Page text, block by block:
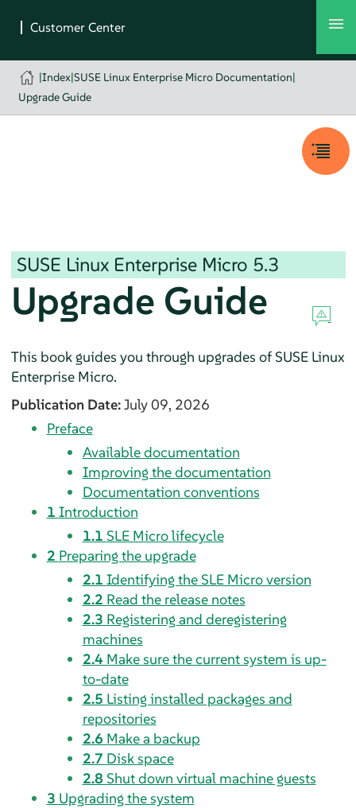
|Index|SUSE Linux Enterprise Micro Documentation|
Upgrade Guide
SUSE Linux Enterprise Micro 5.3
Upgrade Guide
This book guides you through upgrades of SUSE Linux
Enterprise Micro.
Publication Date:July 09, 2026
Preface
Available documentation
Improving the documentation
Documentation conventions
1 Introduction
1.1 SLE Micro lifecycle
2 Preparing the upgrade
2.1 Identifying the SLE Micro version
2.2 Read the release notes
2.3 Registering and deregistering
machines
2.4 Make sure the current system is up-
to-date
2.5 Listing installed packages and
repositories
2.6 Make a backup
2.7 Disk space
2.8 Shut down virtual machine guests
3 Upgrading the system